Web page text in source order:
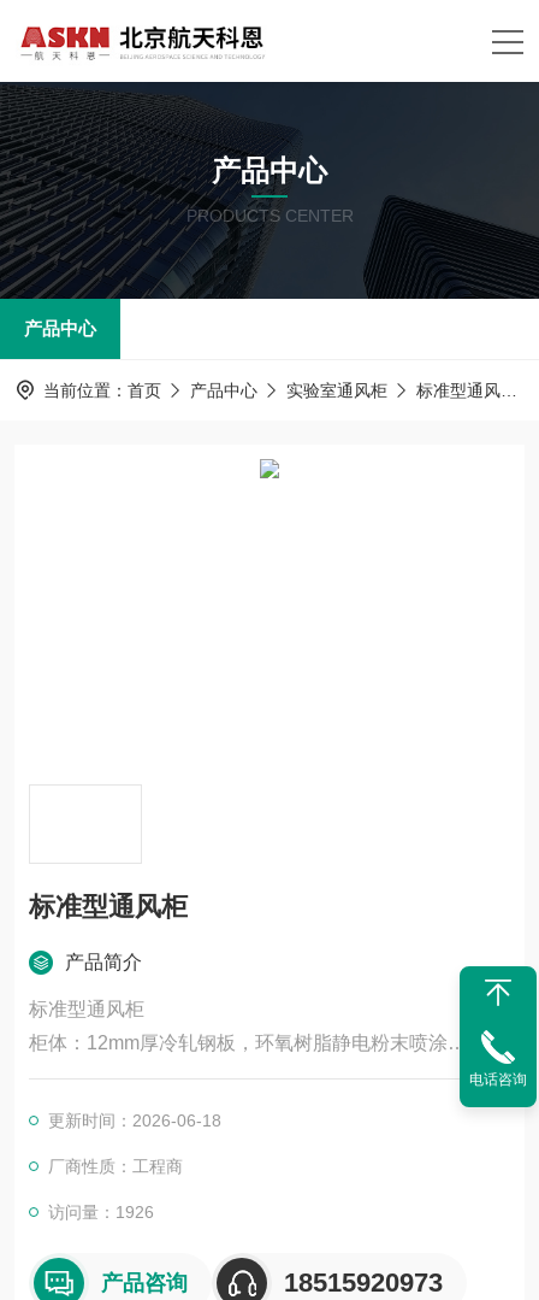
产品中心
PRODUCTS CENTER
产品中心
当前位置： 首页 产品中心 实验室通风柜 标准型通风柜
标准型通风柜
产品简介
标准型通风柜
柜体：12mm厚冷轧钢板，环氧树脂静电粉末喷涂
台面：实芯理化板抗酸碱台面等
开关：触摸式控制板
更新时间：2026-06-18
厂商性质：工程商
访问量：1926
产品咨询 18515920973
电话咨询